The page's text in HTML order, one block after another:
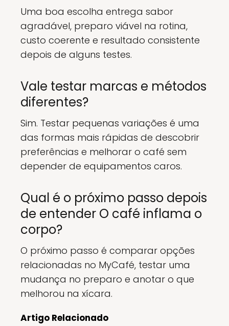
Uma boa escolha entrega sabor
agradável, preparo viável na rotina,
custo coerente e resultado consistente
depois de alguns testes.
Vale testar marcas e métodos
diferentes?
Sim. Testar pequenas variações é uma
das formas mais rápidas de descobrir
preferências e melhorar o café sem
depender de equipamentos caros.
Qual é o próximo passo depois
de entender O café inflama o
corpo?
O próximo passo é comparar opções
relacionadas no MyCafé, testar uma
mudança no preparo e anotar o que
melhorou na xícara.
Artigo Relacionado